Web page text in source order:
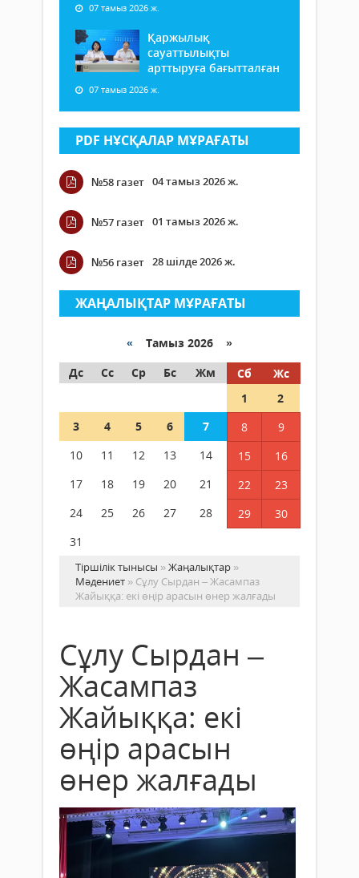
07 тамыз 2026 ж.
Қаржылық
сауаттылықты
арттыруға бағытталған
07 тамыз 2026 ж.
PDF НҰСҚАЛАР МҰРАҒАТЫ
№58 газет 04 тамыз 2026 ж.
№57 газет 01 тамыз 2026 ж.
№56 газет 28 шілде 2026 ж.
ЖАҢАЛЫҚТАР МҰРАҒАТЫ
« Тамыз 2026 »
Дс
Сс Ср Бс Жм Сб
Жс
1
2
3
4 5 6 7 8
9
10
11 12 13 14 15
16
17
18 19 20 21 22
23
24
25 26 27 28 29
30
31
Тіршілік тынысы »Жаңалықтар »
Мәдениет » Сұлу Сырдан – Жасампаз
Жайыққа: екі өңір арасын өнер жалғады
Сұлу Сырдан –
Жасампаз
Жайыққа: екі
өңір арасын
өнер жалғады